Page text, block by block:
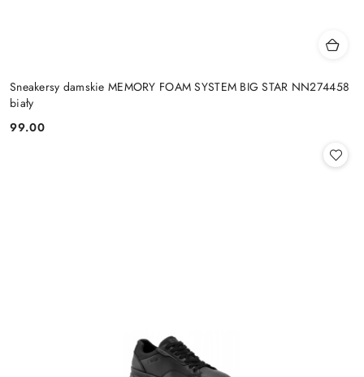
Sneakersy damskie MEMORY FOAM SYSTEM BIG STAR NN274458
biały
Cena:
99.00